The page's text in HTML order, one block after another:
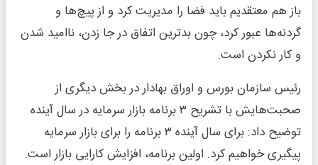
باز هم معتقدیم باید فضا را مدیریت کرد و از پیچ‌ها و
گردنه‌ها عبور کرد، چون بدترین اتفاق در جا زدن، ناامید شدن
و کار نکردن است.
رئیس سازمان بورس و اوراق بهادار در بخش دیگری از
صحبت‌هایش با تشریح ۳ برنامه بازار سرمایه در سال آینده
توضیح داد: برای سال آینده ۳ برنامه را برای بازار سرمایه
پیگیری خواهیم کرد. اولین برنامه، افزایش کارایی بازار است.